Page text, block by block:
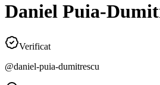
Daniel Puia-
Verificat
@daniel-puia-dumitrescu